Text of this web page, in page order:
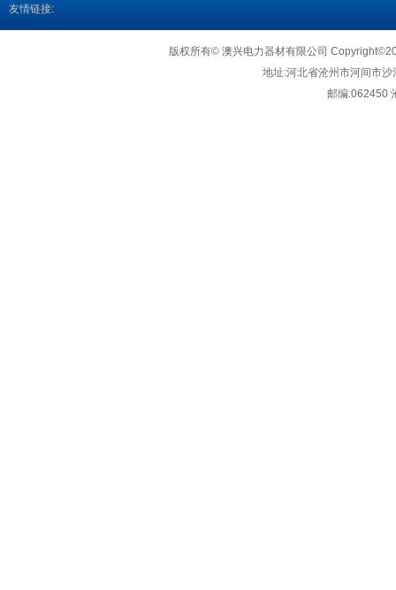
友情链接:
版权所有© 澳兴电力器材有限公司
地址:河北省沧州市河间市
邮编:062450